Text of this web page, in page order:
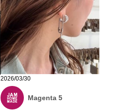
2026/03/30
Magenta 5